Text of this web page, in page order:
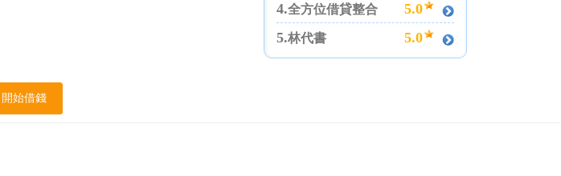
4.全方位借貸整合
5.0
5.林代書 5.0
開始借錢